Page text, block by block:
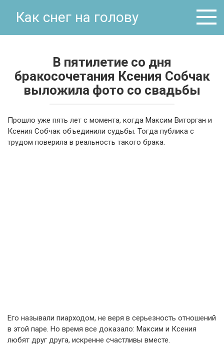
Как снег на голову
В пятилетие со дня
бракосочетания Ксения Собчак
выложила фото со свадьбы
Прошло уже пять лет с момента, когда Максим Виторган и
Ксения Собчак объединили судьбы. Тогда публика с
трудом поверила в реальность такого брака.
Его называли пиарходом, не веря в серьезность отношений
в этой паре. Но время все доказало: Максим и Ксения
любят друг друга, искренне счастливы вместе.